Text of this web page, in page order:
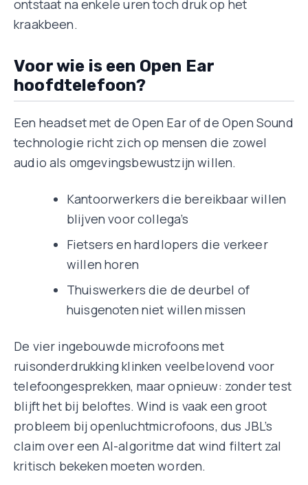
ontstaat na enkele uren toch druk op het
kraakbeen.
Voor wie is een Open Ear
hoofdtelefoon?
Een headset met de Open Ear of de Open Sound
technologie richt zich op mensen die zowel
audio als omgevingsbewustzijn willen.
Kantoorwerkers die bereikbaar willen
blijven voor collega’s
Fietsers en hardlopers die verkeer
willen horen
Thuiswerkers die de deurbel of
huisgenoten niet willen missen
De vier ingebouwde microfoons met
ruisonderdrukking klinken veelbelovend voor
telefoongesprekken, maar opnieuw: zonder test
blijft het bij beloftes. Wind is vaak een groot
probleem bij openluchtmicrofoons, dus JBL’s
claim over een AI-algoritme dat wind filtert zal
kritisch bekeken moeten worden.